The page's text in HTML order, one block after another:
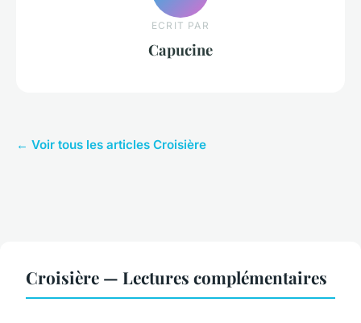
ECRIT PAR
Capucine
← Voir tous les articles Croisière
Croisière — Lectures complémentaires